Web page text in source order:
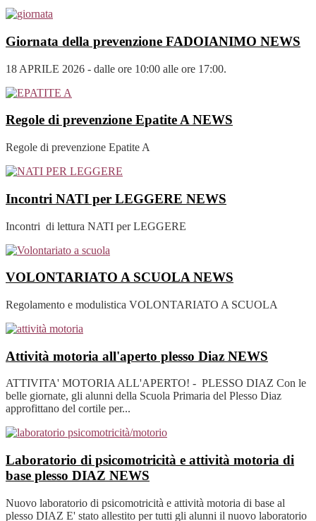
Giornata della prevenzione FADOIANIMO NEWS
18 APRILE 2026 - dalle ore 10:00 alle ore 17:00.
Regole di prevenzione Epatite ANEWS
Regole di prevenzione Epatite A
Incontri NATI per LEGGERE NEWS
Incontri di lettura NATI per LEGGERE
VOLONTARIATO A SCUOLANEWS
Regolamento e modulistica VOLONTARIATO A SCUOLA
Attività motoria all'aperto plesso Diaz NEWS
ATTIVITA' MOTORIA ALL'APERTO! - PLESSO DIAZ Con le
belle giornate, gli alunni della Scuola Primaria del Plesso Diaz
approfittano del cortile per...
Laboratorio di psicomotricità e attività motoria di
base plesso DIAZ NEWS
Nuovo laboratorio di psicomotricità e attività motoria di base al
plesso DIAZ E' stato allestito per tutti gli alunni il nuovo laboratorio